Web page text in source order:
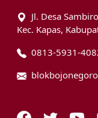
Jl. Desa
Kec. Kapas,
0813-5931-